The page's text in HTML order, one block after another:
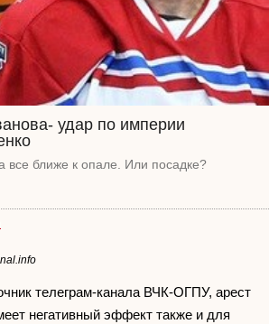
удар по империи
все ближе к опале. Или посадке?
телеграм-канала ВЧК-ОГПУ, арест
негативный эффект также и для